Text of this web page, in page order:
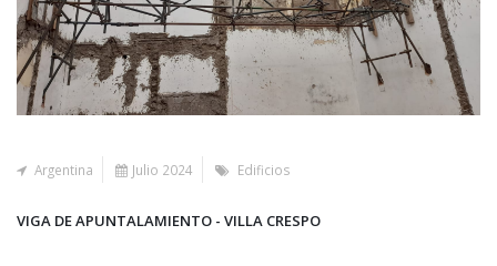
Argentina Julio 2024 Edificios
VIGA DE APUNTALAMIENTO - VILLA CRESPO